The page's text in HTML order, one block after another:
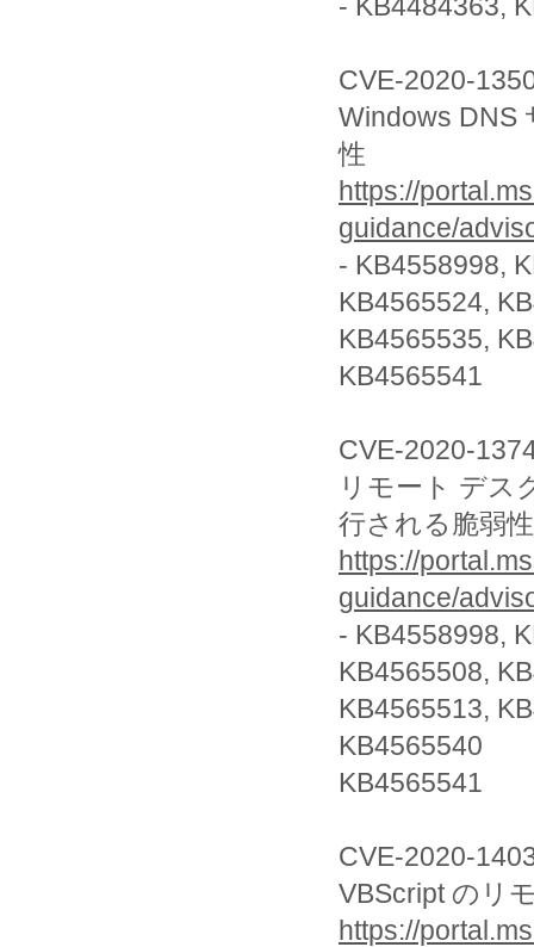
CVE-2020-
Windows DNS
性
https://
guidance/
- KB4558998,
KB4565524,
KB4565535,
KB4565541
CVE-2020-
リモート デス
行される脆弱性
https://
guidance/
- KB4558998,
KB4565508,
KB4565513,
KB4565540
KB4565541
CVE-2020-
VBScript のリ
https://